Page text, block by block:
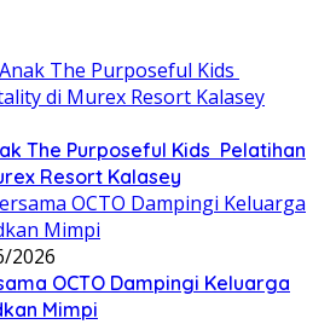
The Purposeful Kids Pelatihan
Resort Kalasey
2026
OCTO Dampingi Keluarga
Mimpi